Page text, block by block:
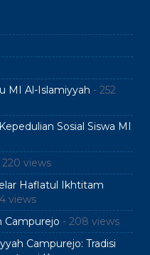
MI Al-Islamiyyah - 252
Sosial Siswa MI
220 views
Haflatul Ikhtitam
views
Campurejo - 208 views
Campurejo: Tradisi